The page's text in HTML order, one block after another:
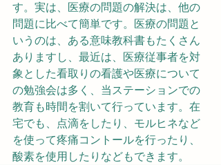
す。実は、医療の問題の解決は、他の
問題に比べて簡単です。医療の問題と
いうのは、ある意味教科書もたくさん
ありますし、最近は、医療従事者を対
象とした看取りの看護や医療について
の勉強会は多く、当ステーションでの
教育も時間を割いて行っています。在
宅でも、点滴をしたり、モルヒネなど
を使って疼痛コントールを行ったり、
酸素を使用したりなどもできます。